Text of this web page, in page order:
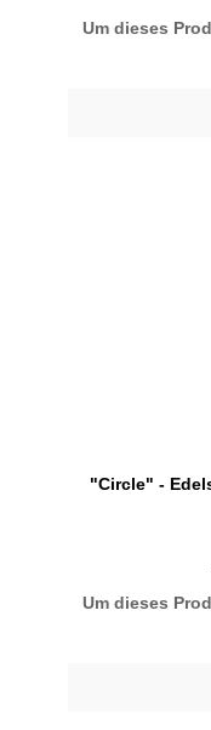
Um dieses
"Circle" -
Um dieses